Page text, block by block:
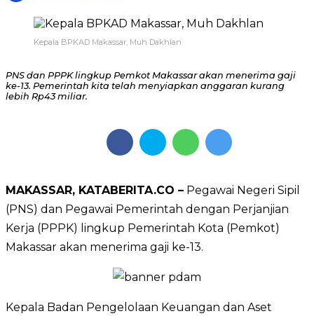
Kepala BPKAD Makassar, Muh Dakhlan
PNS dan PPPK lingkup Pemkot Makassar akan menerima gaji
ke-13. Pemerintah kita telah menyiapkan anggaran kurang
lebih Rp43 miliar.
MAKASSAR, KATABERITA.CO – Pegawai Negeri Sipil
(PNS) dan Pegawai Pemerintah dengan Perjanjian
Kerja (PPPK) lingkup Pemerintah Kota (Pemkot)
Makassar akan menerima gaji ke-13.
Kepala Badan Pengelolaan Keuangan dan Aset